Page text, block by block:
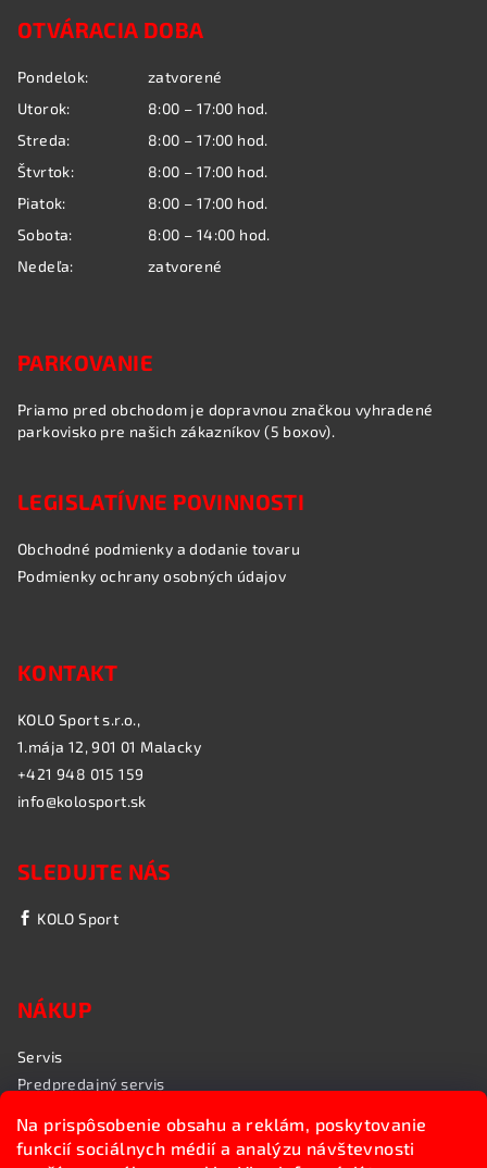
Na prispôsobenie obsahu a reklám, poskytovanie
funkcií sociálnych médií a analýzu návštevnosti
OTVÁRACIA DOBA
Pondelok:
zatvorené
Utorok:
8:00 – 17:00 hod.
Streda:
8:00 – 17:00 hod.
Štvrtok:
8:00 – 17:00 hod.
Piatok:
8:00 – 17:00 hod.
Sobota:
8:00 – 14:00 hod.
Nedeľa:
zatvorené
PARKOVANIE
Priamo pred obchodom je dopravnou značkou vyhradené
parkovisko pre našich zákazníkov (5 boxov).
LEGISLATÍVNE POVINNOSTI
Obchodné podmienky a dodanie tovaru
Podmienky ochrany osobných údajov
KONTAKT
KOLO Sport s.r.o.,
1.mája 12, 901 01 Malacky
+421 948 015 159
info@kolosport.sk
SLEDUJTE NÁS
KOLO Sport
NÁKUP
Servis
Predpredajný servis
Rozvoz bicyklov